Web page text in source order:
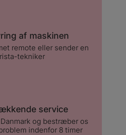
af maskinen
remote eller sender en
tekniker
service
og bestræber os
indenfor 8 timer